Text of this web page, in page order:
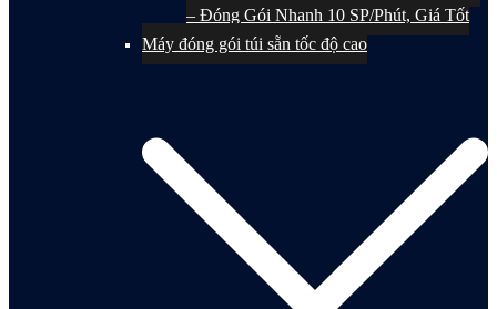
– Đóng Gói Nhanh 10 SP/Phút, Giá Tốt
Máy đóng gói túi sẵn tốc độ cao